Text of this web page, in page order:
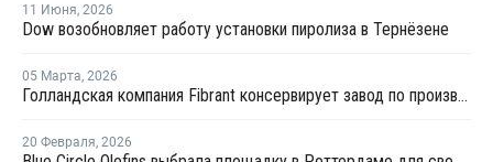
11 Июня, 2026
Dow возобновляет работу установки пиролиза в Тернёзене
05 Марта, 2026
Голландская компания Fibrant консервирует завод по производству капролактама на фоне низкого спроса и высоких затрат
20 Февраля, 2026